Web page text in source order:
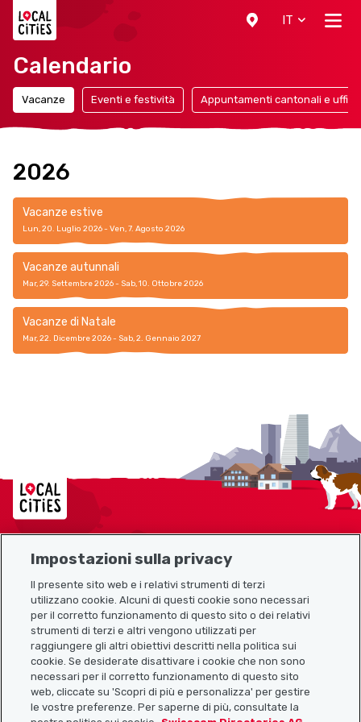
IT
Calendario
Vacanze Eventi e festività Appuntamenti cantonali e
2026
Vacanze estive
Lun, 20. Luglio 2026 - Ven, 7. Agosto 2026
Vacanze autunnali
Mar, 29. Settembre 2026 - Sab, 10. Ottobre 2026
Vacanze di Natale
Mar, 22. Dicembre 2026 - Sab, 2. Gennaio 2027
Localcities
Link utili
Scarica l’app Localcities
Impostazioni sulla privacy
Il presente sito web e i relativi strumenti di terzi
utilizzano cookie. Alcuni di questi cookie sono necessari
per il corretto funzionamento di questo sito o dei relativi
strumenti di terzi e altri vengono utilizzati per
raggiungere gli altri obiettivi descritti nella politica sui
cookie. Se desiderate disattivare i cookie che non sono
necessari per il corretto funzionamento di questo sito
web, cliccate su 'Scopri di più e personalizza' per gestire
le vostre preferenze. Per saperne di più, consultate la